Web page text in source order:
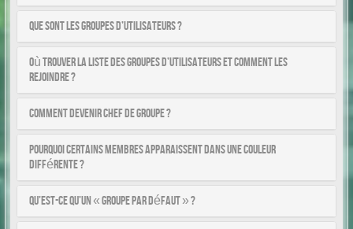
Que sont les groupes d’utilisateurs ?
Où trouver la liste des groupes d’utilisateurs et comment les
rejoindre ?
Comment devenir chef de groupe ?
Pourquoi certains membres apparaissent dans une couleur
différente ?
Qu’est-ce qu’un « Groupe par défaut » ?